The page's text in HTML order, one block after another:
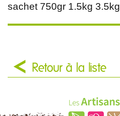
sachet 750gr 1.5kg 3.5kg
Retour à la liste